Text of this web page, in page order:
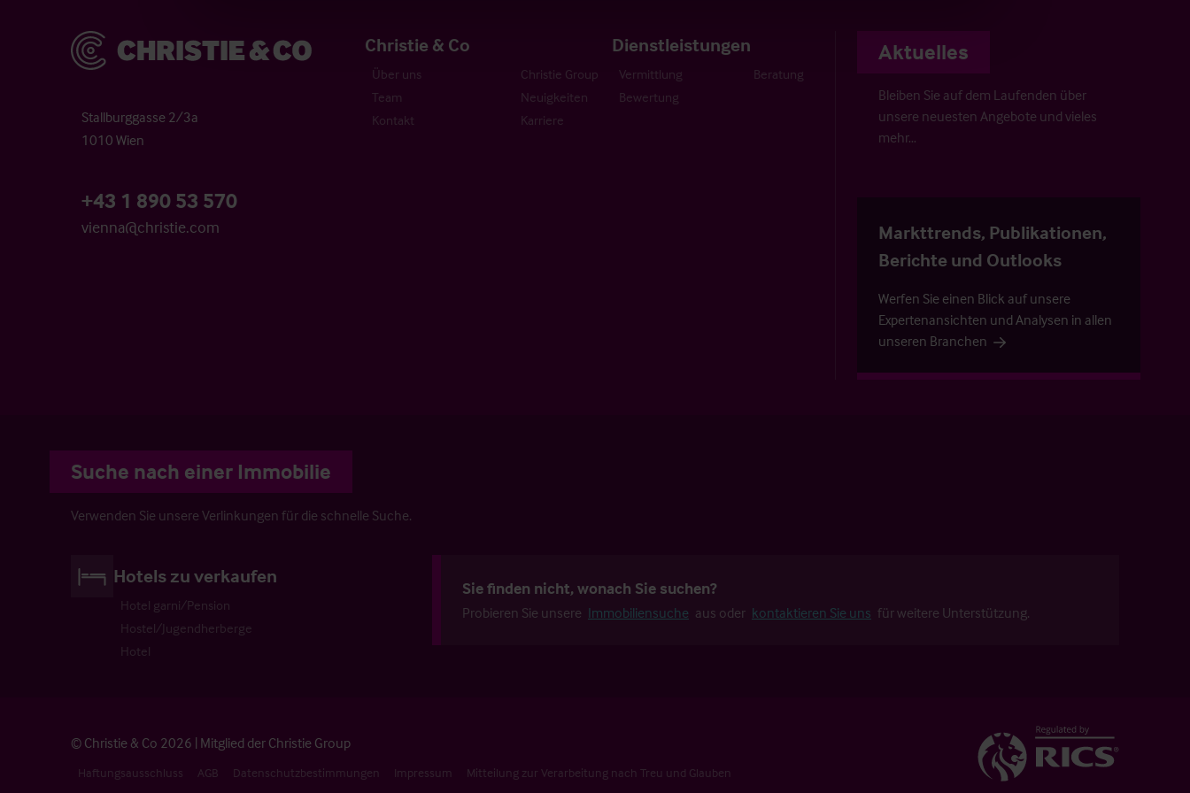
Christie & Co
Stallburggasse 2/3a
1010 Wien
+43 1 890 53 570
vienna@christie.com
Christie & Co
Über uns
Christie Group
Team
Neuigkeiten
Kontakt
Karriere
Dienstleistungen
Vermittlung
Beratung
Bewertung
Aktuelles
Bleiben Sie auf dem Laufenden über
unsere neuesten Angebote und vieles
mehr…
Markttrends, Publikationen,
Berichte und Outlooks
Werfen Sie einen Blick auf unsere
Expertenansichten und Analysen in allen
unseren Branchen
Suche nach einer Immobilie
Verwenden Sie unsere Verlinkungen für die schnelle Suche.
Hotels zu verkaufen
Hotel garni/Pension
Hostel/Jugendherberge
Hotel
Sie finden nicht, wonach Sie suchen?
Probieren Sie unsere Immobiliensuche aus oder kontaktieren Sie uns für weitere Unterstützung.
© Christie & Co 2026 | Mitglied der Christie Group
Haftungsausschluss AGB Datenschutzbestimmungen Impressum Mitteilung zur Verarbeitung nach Treu und Glauben